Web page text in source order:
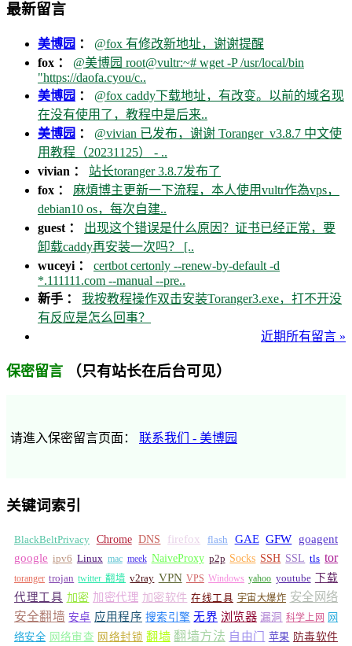
最新留言
美博园 ： @fox 有修改新地址，谢谢提醒
fox ： @美博园 root@vultr:~# wget -P /usr/local/bin
"https://daofa.cyou/c..
美博园 ： @fox caddy下载地址，有改变。以前的域名现
在没有使用了，教程中是后来..
美博园 ： @vivian 已发布，谢谢 Toranger_v3.8.7 中文使
用教程（20231125） - ..
vivian ： 站长toranger 3.8.7发布了
fox ： 麻煩博主更新一下流程，本人使用vultr作為vps，
debian10 os，每次自建..
guest ： 出现这个错误是什么原因？证书已经正常，要
卸载caddy再安装一次吗？ [..
wuceyi ： certbot certonly --renew-by-default -d
*.111111.com --manual --pre..
新手 ： 我按教程操作双击安装Toranger3.exe，打不开没
有反应是怎么回事？
近期所有留言 »
保密留言 （只有站长在后台可见）
请進入保密留言页面： 联系我们 - 美博园
关键词索引
BlackBeltPrivacy Chrome DNS firefox flash GAE GFW
goagent
google ipv6 Linux mac meek NaiveProxy p2p Socks SSH SSL tls tor
toranger trojan twitter 翻墙 v2ray VPN VPS Windows yahoo youtube 下载
代理工具 加密 加密代理 加密软件 在线工具 宇宙大爆炸 安全网络
安全翻墙 安卓 应用程序 搜索引擎 无界 浏览器 漏洞 科学上网 网
络安全 网络审查 网络封锁 翻墙 翻墙方法 自由门 苹果 防毒软件